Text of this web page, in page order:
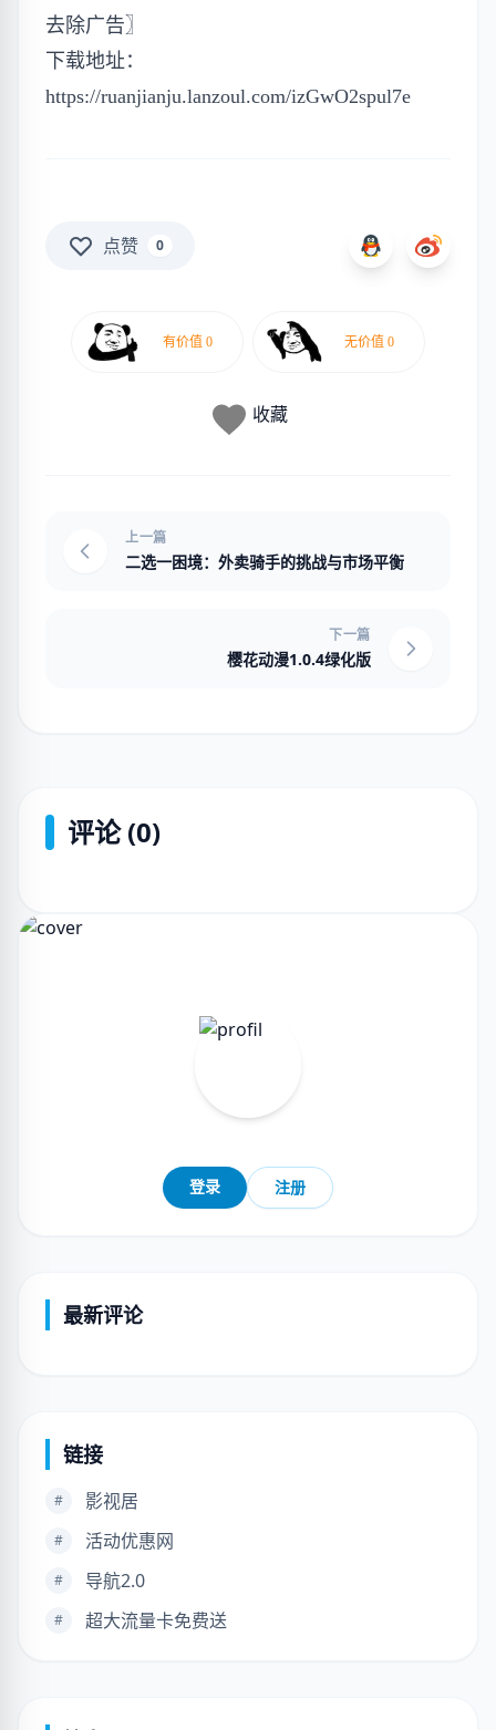
去除广告〗
下载地址：
https://ruanjianju.lanzoul.com/izGwO2spul7e
点赞 0
收藏
上一篇
二选一困境：外卖骑手的挑战与市场平衡
下一篇
樱花动漫1.0.4绿化版
评论 (0)
登录 注册
最新评论
链接
# 影视居
# 活动优惠网
# 导航2.0
# 超大流量卡免费送